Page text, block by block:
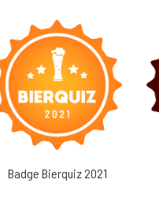
Badge Bierquiz 2021